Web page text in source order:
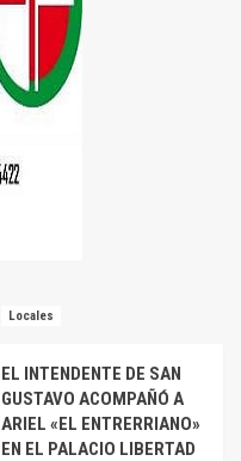
Locales
EL INTENDENTE DE SAN
GUSTAVO ACOMPAÑÓ A
ARIEL «EL ENTRERRIANO»
EN EL PALACIO LIBERTAD